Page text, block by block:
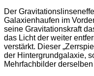
Der
Galaxienhaufen im
seine Gravitationskraft
das Licht der weiter
verstärkt. Dieser
der Hintergrundgalaxie,
Mehrfachbilder